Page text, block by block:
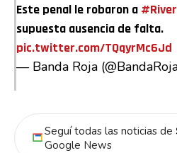
Este penal le robaron a #River
supuesta ausencia de falta.
pic.twitter.com/TQqyrMc6Jd
— Banda Roja
Seguí todas las noticias de
Google News